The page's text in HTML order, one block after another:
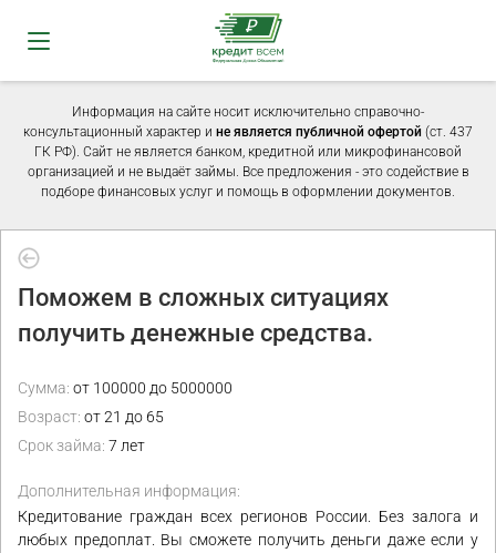
Информация на сайте носит исключительно справочно-
консультационный характер и не является публичной офертой (ст. 437
ГК РФ). Сайт не является банком, кредитной или микрофинансовой
организацией и не выдаёт займы. Все предложения - это содействие в
подборе финансовых услуг и помощь в оформлении документов.
Поможем в сложных ситуациях
получить денежные средства.
Сумма: от 100000 до 5000000
Возраст: от 21 до 65
Срок займа: 7 лет
Дополнительная информация:
Кредитование граждан всех регионов России. Без залога и
любых предоплат. Вы сможете получить деньги даже если у